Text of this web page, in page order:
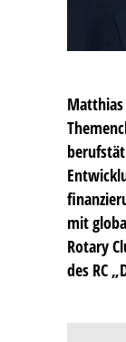
mit
Rotary
des RC